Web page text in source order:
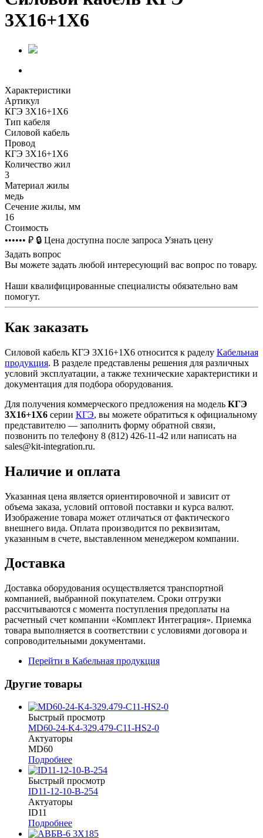
3Х16+1Х6
Характеристики
Артикул
КГЭ 3Х16+1Х6
Тип кабеля
Силовой кабель
Провод
КГЭ 3Х16+1Х6
Количество жил
3
Материал жилы
медь
Сечение жилы, мм
16
Стоимость
•••••• ₽ 🔒 Цена доступна после запроса Узнать цену
Задать вопрос
Вы можете задать любой интересующий вас вопрос по товару.
Наши квалифицированные специалисты обязательно вам
помогут.
Как заказать
Силовой кабель КГЭ 3Х16+1Х6 относится к раделу Кабельная
продукция. В разделе представлены решения для различных
условий эксплуатации, а также технические характеристики и
документация для подбора оборудования.
Для получения коммерческого предложения на модель КГЭ
3Х16+1Х6 серии КГЭ, вы можете обратиться к официальному
представителю — заполнить форму обратной связи,
позвонить по телефону 8 (812) 426-11-42 или написать на
sales@kit-integration.ru.
Наличие и оплата
Указанная цена является ориентировочной и зависит от
объема заказа, условий оптовой поставки и курса валют.
Изображение товара может отличаться от фактического
внешнего вида. Оплата производится по реквизитам,
указанным в счете, выставленном менеджером компании.
Доставка
Доставка оборудования осуществляется транспортной
компанией, выбранной покупателем. Сроки отгрузки
рассчитываются с момента поступления предоплаты на
расчетный счет компании «Комплект Интеграция». Приемка
товара выполняется в соответствии с условиями договора и
сопроводительными документами.
Перейти в Кабельная продукция
Другие товары
Быстрый просмотр
MD60-24-K4-329.479-C11-HS2-0
Актуаторы
MD60
Подробнее
Быстрый просмотр
ID11-12-10-B-254
Актуаторы
ID11
Подробнее